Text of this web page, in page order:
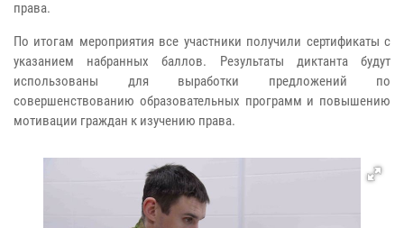
права.
По итогам мероприятия все участники получили сертификаты с
указанием набранных баллов. Результаты диктанта будут
использованы для выработки предложений по
совершенствованию образовательных программ и повышению
мотивации граждан к изучению права.